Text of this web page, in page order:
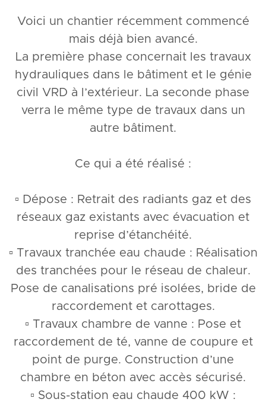
Voici un chantier récemment commencé
mais déjà bien avancé.
La première phase concernait les travaux
hydrauliques dans le bâtiment et le génie
civil VRD à l’extérieur. La seconde phase
verra le même type de travaux dans un
autre bâtiment.
Ce qui a été réalisé :
▫️ Dépose : Retrait des radiants gaz et des
réseaux gaz existants avec évacuation et
reprise d’étanchéité.
▫️ Travaux tranchée eau chaude : Réalisation
des tranchées pour le réseau de chaleur.
Pose de canalisations pré isolées, bride de
raccordement et carottages.
▫️ Travaux chambre de vanne : Pose et
raccordement de té, vanne de coupure et
point de purge. Construction d’une
chambre en béton avec accès sécurisé.
▫️ Sous-station eau chaude 400 kW :